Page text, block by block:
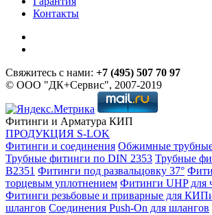
Контакты
Свяжитесь с нами: +7 (495) 507 70 97
© ООО "ДК+Сервис", 2007-2019
Фитинги и Арматура КИП
ПРОДУКЦИЯ S-LOK
Фитинги и соединения Обжимные
Трубные фитинги по DIN 2353 Трубные
B2351 Фитинги под развальцовку 37°
торцевым уплотнением Фитинги UHP для
Фитинги резьбовые и приварные для
шлангов Соединения Push-On для шлангов